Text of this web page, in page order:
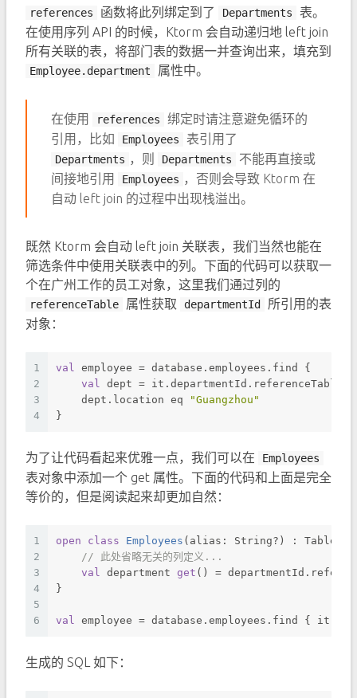
references 函数将此列绑定到了 Departments
表。
在使用序列 API 的时候，Ktorm 会自动递归地 left join
所有关联的表，将部门表的数据一并查询出来，填充到
Employee.department 属性中。
在使用 references
绑定时请注意避免循环的
引用，比如
Employees 表引用了
Departments ，则 Departments
不能再直接或
间接地引用
Employees ，否则会导致 Ktorm 在
自动 left join 的过程中出现栈溢出。
既然 Ktorm 会自动 left join 关联表，我们当然也能在
筛选条件中使用关联表中的列。下面的代码可以获取一
个在广州工作的员工对象，这里我们通过列的
referenceTable 属性获取 departmentId
所引用的表
对象：
1
2
3
4
val employee = database.employees.find {
val dept = it.departmentId.referenceTable
    dept.location eq
"Guangzhou"
}
为了让代码看起来优雅一点，我们可以在 Employees
表对象中添加一个 get 属性。下面的代码和上面是完全
等价的，但是阅读起来却更加自然：
1
2
3
4
5
6
open class Employees (alias: String?) :
// 此处省略无关的列定义...
val department get () =
}
val employee = database.employees.find {
生成的 SQL 如下：